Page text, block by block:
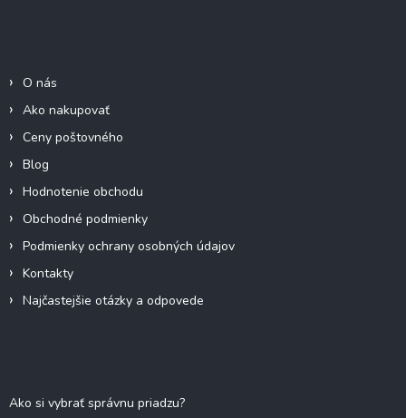
O nás
Ako nakupovať
Ceny poštovného
Blog
Hodnotenie obchodu
Obchodné podmienky
Podmienky ochrany osobných údajov
Kontakty
Najčastejšie otázky a odpovede
Ako si vybrať správnu priadzu?